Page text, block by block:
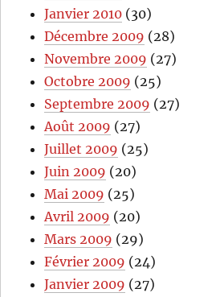
Janvier 2010 (30)
Décembre 2009 (28)
Novembre 2009 (27)
Octobre 2009 (25)
Septembre 2009 (27)
Août 2009 (27)
Juillet 2009 (25)
Juin 2009 (20)
Mai 2009 (25)
Avril 2009 (20)
Mars 2009 (29)
Février 2009 (24)
Janvier 2009 (27)